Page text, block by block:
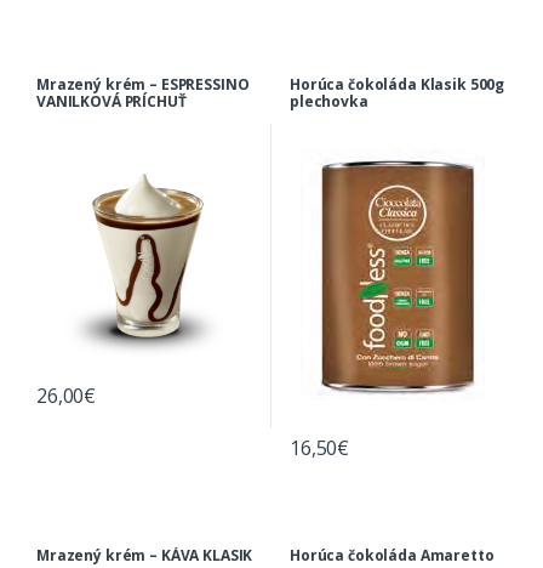
Mrazený krém – ESPRESSINO
VANILKOVÁ PRÍCHUŤ
26,00€
Horúca čokoláda Klasik 500g
plechovka
16,50€
Mrazený krém – KÁVA KLASIK Horúca čokoláda Amaretto